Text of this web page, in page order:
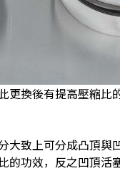
換後有提高壓縮比
大致上可分成凸頂與
的功效，反之凹頂活